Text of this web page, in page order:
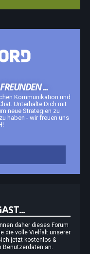
...
Kommunikation und
Unterhalte Dich mit
neue Strategien zu
haben - wir freuen uns
daher dieses Forum
die volle Vielfalt unserer
jetzt kostenlos &
Benutzerdaten an.